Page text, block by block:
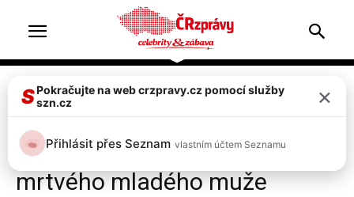
Zprávy
Foto: Neštěstí ve Špindlu! V
potoce pod sjezdovkou našli
mrtvého mladého muže
SPokračujte na web crzpravy.cz pomocí služby
szn.cz
×
Přihlásit přes Seznam vlastním účtem Seznamu